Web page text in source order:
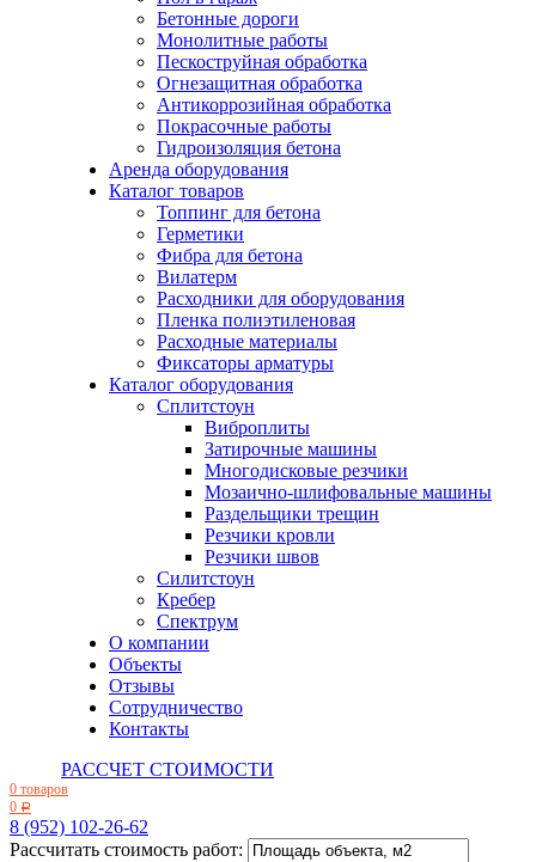
Бетонные дороги
Монолитные работы
Пескоструйная обработка
Огнезащитная обработка
Антикоррозийная обработка
Покрасочные работы
Гидроизоляция бетона
Аренда оборудования
Каталог товаров
Топпинг для бетона
Герметики
Фибра для бетона
Вилатерм
Расходники для оборудования
Пленка полиэтиленовая
Расходные материалы
Фиксаторы арматуры
Каталог оборудования
Сплитстоун
Виброплиты
Затирочные машины
Многодисковые резчики
Мозаично-шлифовальные машины
Раздельщики трещин
Резчики кровли
Резчики швов
Силитстоун
Кребер
Спектрум
О компании
Объекты
Отзывы
Сотрудничество
Контакты
РАССЧЕТ СТОИМОСТИ
0 товаров
0 Р
8 (952) 102-26-62
Рассчитать стоимость работ: